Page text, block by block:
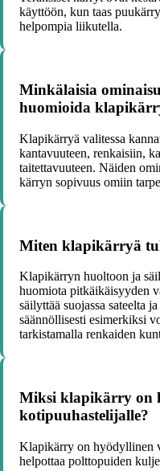
käyttöön, kun taas
helpompia liikutella.
Minkälaisia
huomioida
Klapikärryä valitessa
kantavuuteen, renkaisiin,
taitettavuuteen. Näiden
kärryn sopivuus omiin
Miten klapikärryä
Klapikärryn huoltoon ja
huomiota pitkäikäisyyden
säilyttää suojassa sateelta
säännöllisesti esimerkiksi
tarkistamalla renkaiden
Miksi klapikärry on
kotipuuhastelijalle?
Klapikärry on hyödyllinen
helpottaa polttopuiden